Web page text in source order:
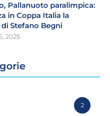
Pallanuoto paralimpica:
in Coppa Italia la
Stefano Begni
2025
2